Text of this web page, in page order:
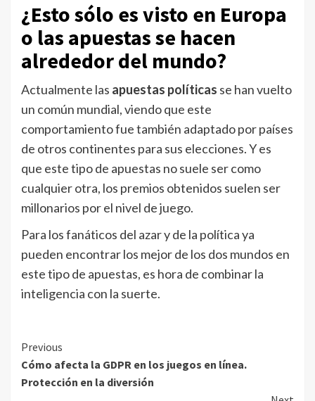
¿Esto sólo es visto en Europa
o las apuestas se hacen
alrededor del mundo?
Actualmente las apuestas políticas se han vuelto
un común mundial, viendo que este
comportamiento fue también adaptado por países
de otros continentes para sus elecciones. Y es
que este tipo de apuestas no suele ser como
cualquier otra, los premios obtenidos suelen ser
millonarios por el nivel de juego.
Para los fanáticos del azar y de la política ya
pueden encontrar los mejor de los dos mundos en
este tipo de apuestas, es hora de combinar la
inteligencia con la suerte.
Continue
Reading
Previous
Cómo afecta la GDPR en los juegos en línea.
Protección en la diversión